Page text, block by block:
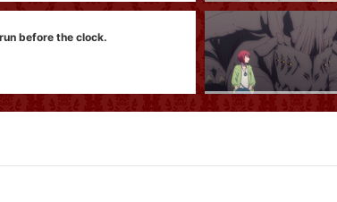
before the clock.